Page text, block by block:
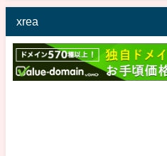
xrea